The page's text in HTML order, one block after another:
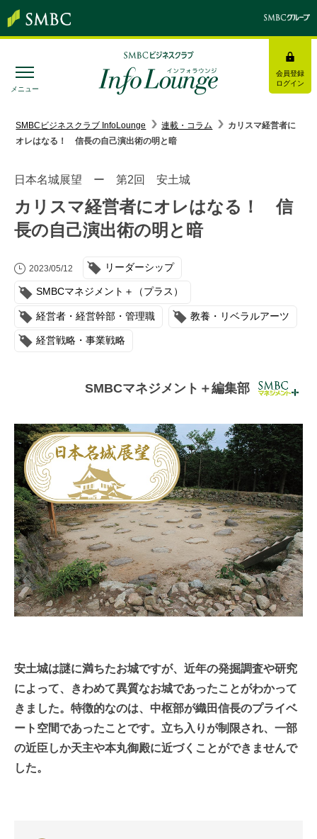
メニュー
会員登録
ログイン
みんなの研修
トピックス＆インフォメーション
お役立ち情報
インタビュー・レポート
InfoLoungeとは
利用規約
プライバシーポリシー
本サイトのご利用にあたって
お問い合わせ
運営会社
SMBCビジネスクラブ InfoLounge 連載・コラム
カリスマ経営者に
オレはなる！ 信長の自己演出術の明と暗
日本名城展望 ー 第2回 安土城
カリスマ経営者にオレはなる！ 信
長の自己演出術の明と暗
2023/05/12 リーダーシップ
SMBCマネジメント＋（プラス）
経営者・経営幹部・管理職 教養・リベラルアーツ
経営戦略・事業戦略
SMBCマネジメント＋編集部
安土城は謎に満ちたお城ですが、近年の発掘調査や研究
によって、きわめて異質なお城であったことがわかって
きました。特徴的なのは、中枢部が織田信長のプライベ
ート空間であったことです。立ち入りが制限され、一部
の近臣しか天主や本丸御殿に近づくことができませんで
した。